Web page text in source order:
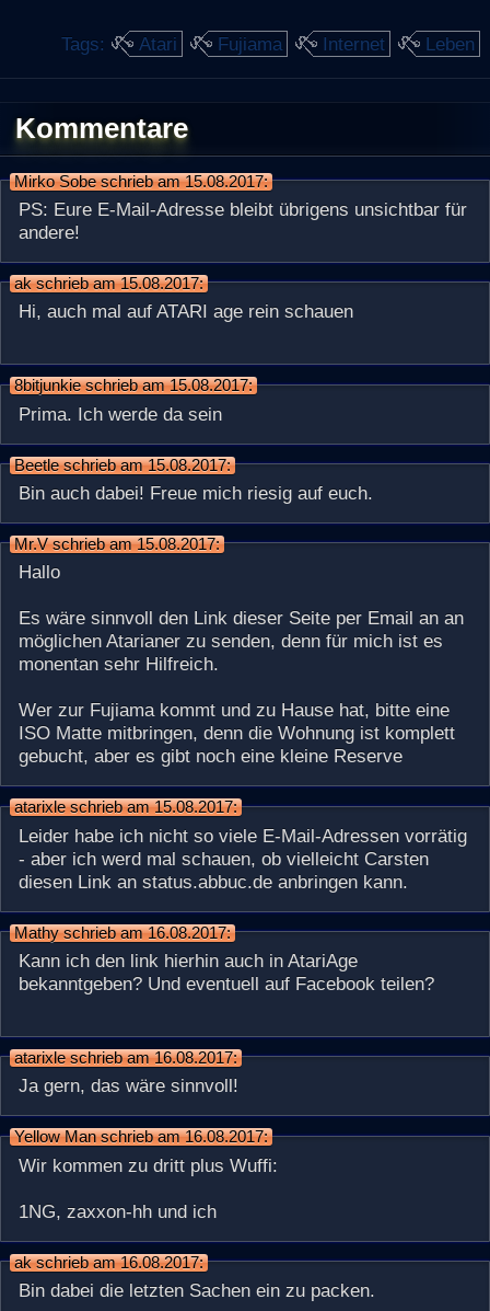
Tags: Atari Fujiama Internet Leben
Kommentare
Mirko Sobe schrieb am 15.08.2017:
PS: Eure E-Mail-Adresse bleibt übrigens unsichtbar für
andere!
ak schrieb am 15.08.2017:
Hi, auch mal auf ATARI age rein schauen
8bitjunkie schrieb am 15.08.2017:
Prima. Ich werde da sein
Beetle schrieb am 15.08.2017:
Bin auch dabei! Freue mich riesig auf euch.
Mr.V schrieb am 15.08.2017:
Hallo
Es wäre sinnvoll den Link dieser Seite per Email an an
möglichen Atarianer zu senden, denn für mich ist es
monentan sehr Hilfreich.
Wer zur Fujiama kommt und zu Hause hat, bitte eine
ISO Matte mitbringen, denn die Wohnung ist komplett
gebucht, aber es gibt noch eine kleine Reserve
atarixle schrieb am 15.08.2017:
Leider habe ich nicht so viele E-Mail-Adressen vorrätig
- aber ich werd mal schauen, ob vielleicht Carsten
diesen Link an status.abbuc.de anbringen kann.
Mathy schrieb am 16.08.2017:
Kann ich den link hierhin auch in AtariAge
bekanntgeben? Und eventuell auf Facebook teilen?
atarixle schrieb am 16.08.2017:
Ja gern, das wäre sinnvoll!
Yellow Man schrieb am 16.08.2017:
Wir kommen zu dritt plus Wuffi:
1NG, zaxxon-hh und ich
ak schrieb am 16.08.2017:
Bin dabei die letzten Sachen ein zu packen.